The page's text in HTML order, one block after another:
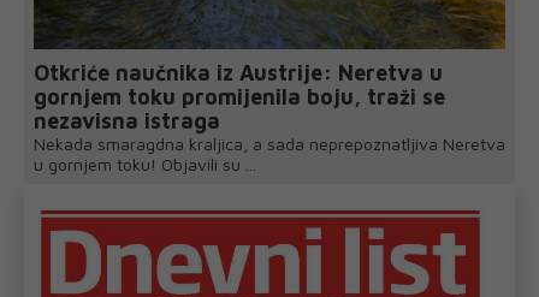
Otkriće naučnika iz Austrije: Neretva u
gornjem toku promijenila boju, traži se
nezavisna istraga
Nekada smaragdna kraljica, a sada neprepoznatljiva Neretva
u gornjem toku! Objavili su ...